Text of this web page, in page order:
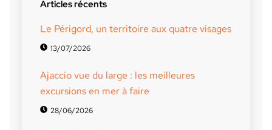
Articles récents
Le Périgord, un territoire aux quatre visages
13/07/2026
Ajaccio vue du large : les meilleures
excursions en mer à faire
28/06/2026